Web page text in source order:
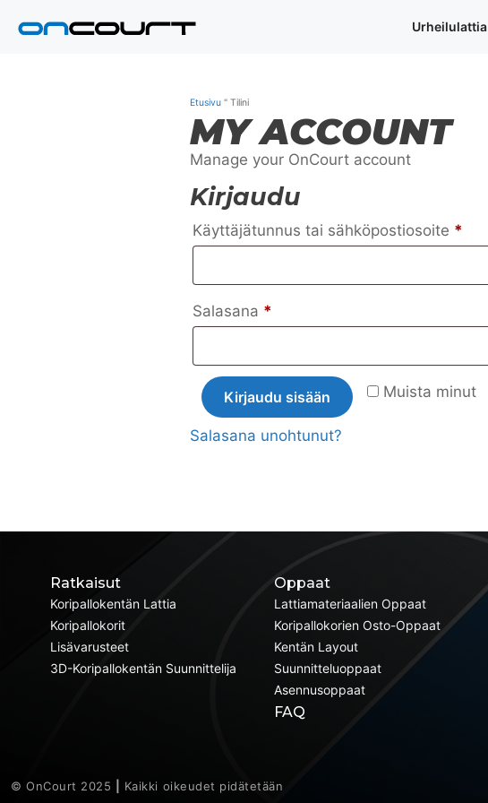
sisältöön
Urheilulattia
Etusivu " Tilini
MY ACCOUNT
Manage your OnCourt account
Kirjaudu
Käyttäjätunnus tai sähköpostiosoite *
Salasana *
Muista minut
Kirjaudu sisään
Salasana unohtunut?
Ratkaisut
Koripallokentän Lattia
Koripallokorit
Lisävarusteet
3D-Koripallokentän Suunnittelija
Oppaat
Lattiamateriaalien Oppaat
Koripallokorien Osto-Oppaat
Kentän Layout
Suunnitteluoppaat
Asennusoppaat
FAQ
© OnCourt 2025 Kaikki oikeudet pidätetään